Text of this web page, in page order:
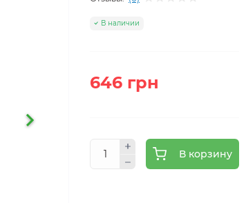
В наличии
646 грн
В корзину